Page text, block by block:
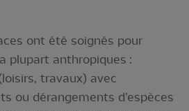
ont été soignés pour
plupart anthropiques :
travaux) avec
ou dérangements d’espèces